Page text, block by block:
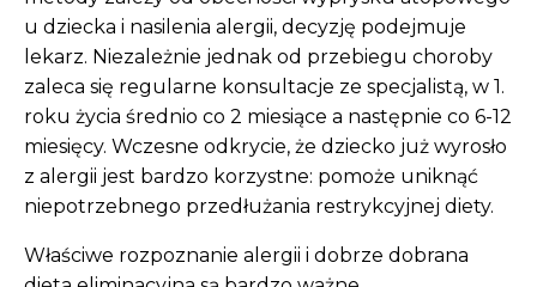
u dziecka i nasilenia alergii, decyzję podejmuje
lekarz. Niezależnie jednak od przebiegu choroby
zaleca się regularne konsultacje ze specjalistą, w 1.
roku życia średnio co 2 miesiące a następnie co 6-12
miesięcy. Wczesne odkrycie, że dziecko już wyrosło
z alergii jest bardzo korzystne: pomoże uniknąć
niepotrzebnego przedłużania restrykcyjnej diety.
Właściwe rozpoznanie alergii i dobrze dobrana